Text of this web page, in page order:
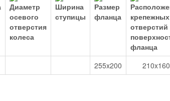
255x200 210x160